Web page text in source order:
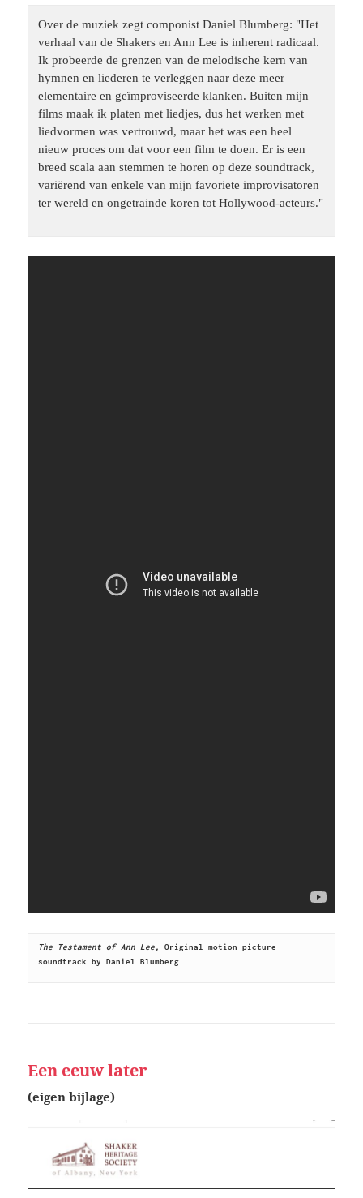
Over de muziek zegt componist Daniel Blumberg: "Het
verhaal van de Shakers en Ann Lee is inherent radicaal.
Ik probeerde de grenzen van de melodische kern van
hymnen en liederen te verleggen naar deze meer
elementaire en geïmproviseerde klanken. Buiten mijn
films maak ik platen met liedjes, dus het werken met
liedvormen was vertrouwd, maar het was een heel
nieuw proces om dat voor een film te doen. Er is een
breed scala aan stemmen te horen op deze soundtrack,
variërend van enkele van mijn favoriete improvisatoren
ter wereld en ongetrainde koren tot Hollywood-acteurs."
The Testament of Ann Lee,
Original motion picture
soundtrack by Daniel Blumberg
Een eeuw later
(eigen bijlage)